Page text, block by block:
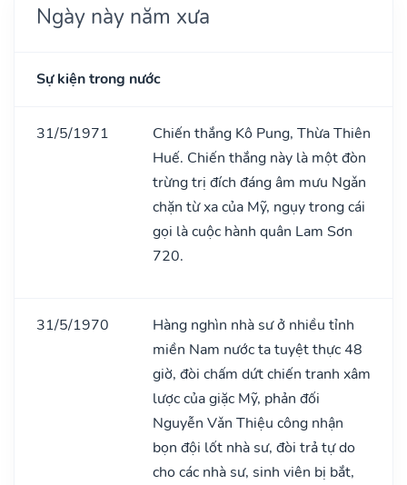
Ngày này năm xưa
Sự kiện trong nước
31/5/1971
Chiến thắng Kô Pung, Thừa Thiên
Huế. Chiến thắng này là một đòn
trừng trị đích đáng âm mưu Ngǎn
chặn từ xa của Mỹ, ngụy trong cái
gọi là cuộc hành quân Lam Sơn
720.
31/5/1970
Hàng nghìn nhà sư ở nhiều tỉnh
miền Nam nước ta tuyệt thực 48
giờ, đòi chấm dứt chiến tranh xâm
lược của giặc Mỹ, phản đối
Nguyễn Vǎn Thiệu công nhận
bọn đội lốt nhà sư, đòi trả tự do
cho các nhà sư, sinh viên bị bắt,